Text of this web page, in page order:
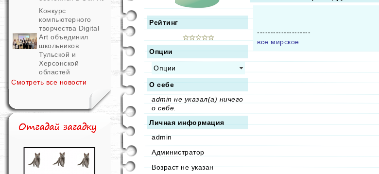
Конкурс
компьютерного
творчества Digital
Art объединил
школьников
Тульской и
Херсонской
областей
Смотреть все новости
Рейтинг
Опции
Опции
О себе
admin не указал(а) ничего
о себе.
Личная информация
admin
Администратор
Возраст не указан
--------------------
все мирское